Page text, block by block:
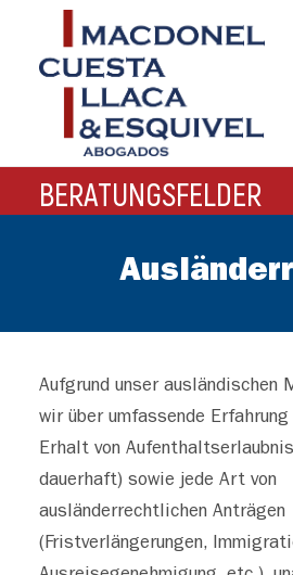
HAUPTSEITE
DIE KANZLEI
GERMAN DESK
KONTAKT
BERATUNGSFELDER
Aufgrund unser ausländischen
wir über umfassende
Erhalt von
dauerhaft) sowie jede Art von
ausländerrechtlichen Anträgen
(Fristverlängerungen,